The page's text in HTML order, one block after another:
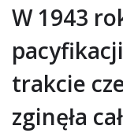
W 1943
trakcie
zginęła